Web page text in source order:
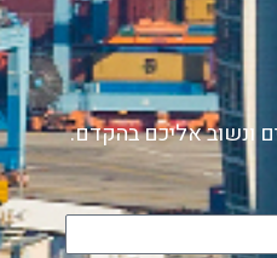
ונשוב אליכם בהקדם.